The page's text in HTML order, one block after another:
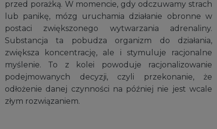
przed porażką. W momencie, gdy odczuwamy strach
lub panikę, mózg uruchamia działanie obronne w
postaci zwiększonego wytwarzania adrenaliny.
Substancja ta pobudza organizm do działania,
zwiększa koncentrację, ale i stymuluje racjonalne
myślenie. To z kolei powoduje racjonalizowanie
podejmowanych decyzji, czyli przekonanie, że
odłożenie danej czynności na później nie jest wcale
złym rozwiązaniem.